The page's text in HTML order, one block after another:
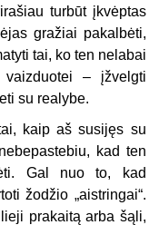
turbūt įkvėptas
gražiai pakalbėti,
tai, ko ten nelabai
– įžvelgti
su realybe.
kaip aš susijęs su
kad ten
Gal nuo to, kad
žodžio „aistringai“.
prakaitą arba šąli,